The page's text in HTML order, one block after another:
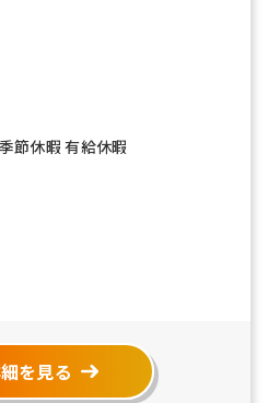
節休暇 有給休暇
を見る